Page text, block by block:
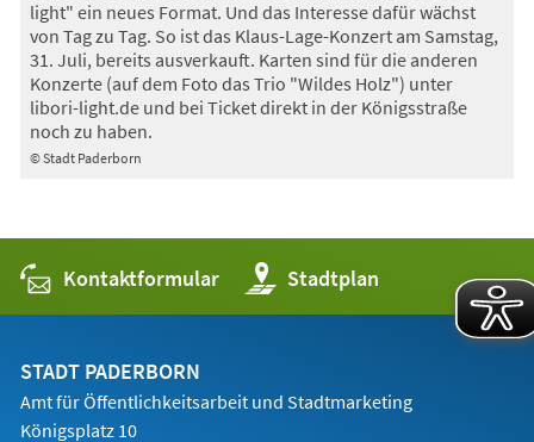
© Stadt Paderborn
light" ein neues Format. Und das Interesse dafür wächst
von Tag zu Tag. So ist das Klaus-Lage-Konzert am Samstag,
31. Juli, bereits ausverkauft. Karten sind für die anderen
Konzerte (auf dem Foto das Trio "Wildes Holz") unter
libori-light.de und bei Ticket direkt in der Königsstraße
noch zu haben.
Kontaktformular Stadtplan
(Öffnet
in
einem
STADT PADERBORN
Amt für Öffentlichkeitsarbeit und Stadtmarketing
Königsplatz 10